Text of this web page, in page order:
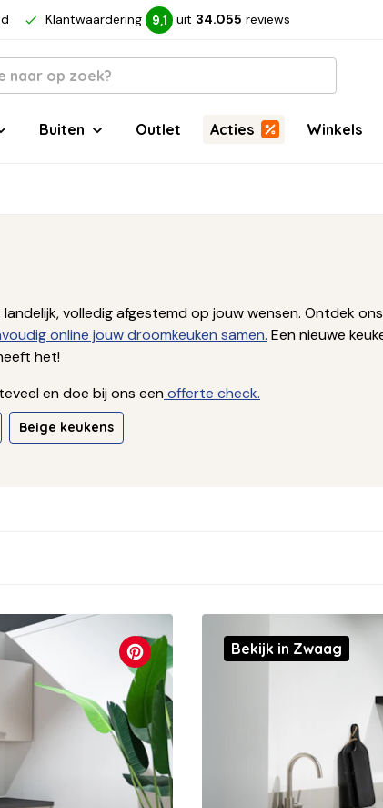
Klantwaardering 9,1 uit 34.055 reviews
Buiten Outlet Acties Winkels
landelijk, volledig afgestemd op jouw wensen. Ontdek
online jouw droomkeuken samen. Een nieuwe
het!
en doe bij ons eenofferte check.
Beige keukens
Bekijk in Zwaag